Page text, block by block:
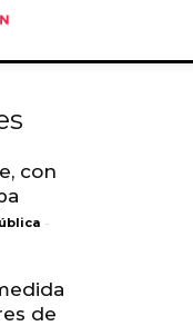
con
-
de